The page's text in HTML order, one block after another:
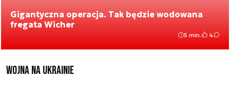
Gigantyczna operacja. Tak będzie wodowana
fregata Wicher
5 min. 4
Wojna na Ukrainie